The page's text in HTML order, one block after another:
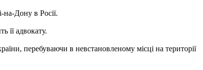
на-Дону в Росії.
її адвокату.
перебуваючи в невстановленому місці на території